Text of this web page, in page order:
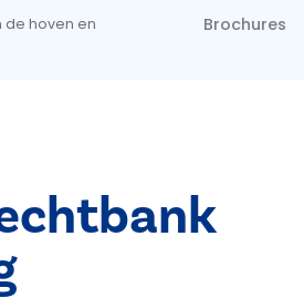
gaan
de hoven en
Brochures